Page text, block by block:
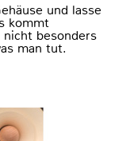
und lasse
kommt
besonders
man tut.